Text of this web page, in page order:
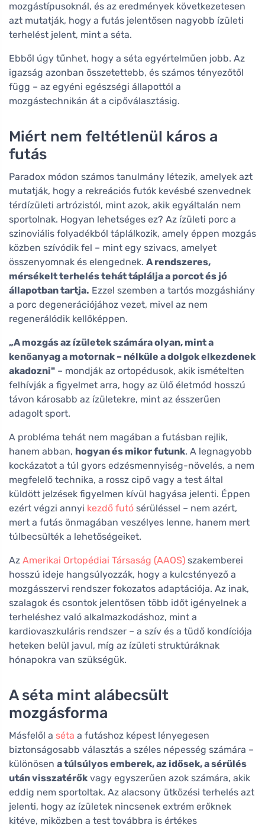
mozgástípusoknál, és az eredmények következetesen
azt mutatják, hogy a futás jelentősen nagyobb ízületi
terhelést jelent, mint a séta.
Ebből úgy tűnhet, hogy a séta egyértelműen jobb. Az
igazság azonban összetettebb, és számos tényezőtől
függ – az egyéni egészségi állapottól a
mozgástechnikán át a cipőválasztásig.
Miért nem feltétlenül káros a
futás
Paradox módon számos tanulmány létezik, amelyek azt
mutatják, hogy a rekreációs futók kevésbé szenvednek
térdízületi artrózistól, mint azok, akik egyáltalán nem
sportolnak. Hogyan lehetséges ez? Az ízületi porc a
szinoviális folyadékból táplálkozik, amely éppen mozgás
közben szívódik fel – mint egy szivacs, amelyet
összenyomnak és elengednek. A rendszeres,
mérsékelt terhelés tehát táplálja a porcot és jó
állapotban tartja. Ezzel szemben a tartós mozgáshiány
a porc degenerációjához vezet, mivel az nem
regenerálódik kellőképpen.
„A mozgás az ízületek számára olyan, mint a
kenőanyag a motornak – nélküle a dolgok elkezdenek
akadozni" – mondják az ortopédusok, akik ismételten
felhívják a figyelmet arra, hogy az ülő életmód hosszú
távon károsabb az ízületekre, mint az ésszerűen
adagolt sport.
A probléma tehát nem magában a futásban rejlik,
hanem abban, hogyan és mikor futunk. A legnagyobb
kockázatot a túl gyors edzésmennyiség-növelés, a nem
megfelelő technika, a rossz cipő vagy a test által
küldött jelzések figyelmen kívül hagyása jelenti. Éppen
ezért végzi annyi kezdő futó sérüléssel – nem azért,
mert a futás önmagában veszélyes lenne, hanem mert
túlbecsülték a lehetőségeiket.
Az Amerikai Ortopédiai Társaság (AAOS) szakemberei
hosszú ideje hangsúlyozzák, hogy a kulcstényező a
mozgásszervi rendszer fokozatos adaptációja. Az inak,
szalagok és csontok jelentősen több időt igényelnek a
terheléshez való alkalmazkodáshoz, mint a
kardiovaszkuláris rendszer – a szív és a tüdő kondíciója
heteken belül javul, míg az ízületi struktúráknak
hónapokra van szükségük.
A séta mint alábecsült
mozgásforma
Másfelől a séta a futáshoz képest lényegesen
biztonságosabb választás a széles népesség számára –
különösen a túlsúlyos emberek, az idősek, a sérülés
után visszatérők vagy egyszerűen azok számára, akik
eddig nem sportoltak. Az alacsony ütközési terhelés azt
jelenti, hogy az ízületek nincsenek extrém erőknek
kitéve, miközben a test továbbra is értékes